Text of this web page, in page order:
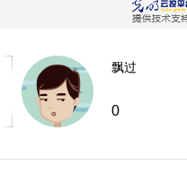
飘过
0